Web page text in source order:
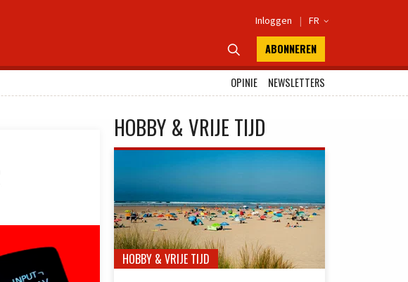
Inloggen | FR 
 ABONNEREN
OPINIE
NEWSLETTERS
HOBBY & VRIJE TIJD
HOBBY & VRIJE TIJD